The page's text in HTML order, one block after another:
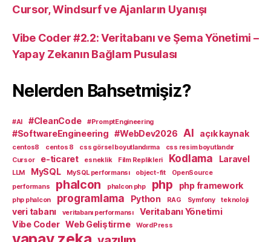
Cursor, Windsurf ve Ajanların Uyanışı
Vibe Coder #2.2: Veritabanı ve Şema Yönetimi –
Yapay Zekanın Bağlam Pusulası
Nelerden Bahsetmişiz?
#AI #CleanCode #PromptEngineering
#SoftwareEngineering #WebDev2026 AI açık kaynak
centos8 centos 8 css görsel boyutlandırma
css resim boyutlandır
Cursor
e-ticaret esneklik Film Replikleri Kodlama Laravel
LLM MySQL MySQL performansı object-fit
OpenSource
performans
phalcon phalcon php php php framework
php phalcon programlama Python RAG Symfony teknoloji
veri tabanı veritabanı performansı
Veritabanı Yönetimi
Vibe Coder Web Geliştirme WordPress